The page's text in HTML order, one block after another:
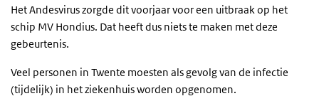
Het Andesvirus zorgde dit voorjaar voor een uitbraak op het
schip MV Hondius. Dat heeft dus niets te maken met deze
gebeurtenis.
Veel personen in Twente moesten als gevolg van de infectie
(tijdelijk) in het ziekenhuis worden opgenomen.